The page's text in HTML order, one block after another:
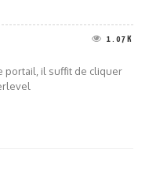
1.07K
portail, il suffit de cliquer